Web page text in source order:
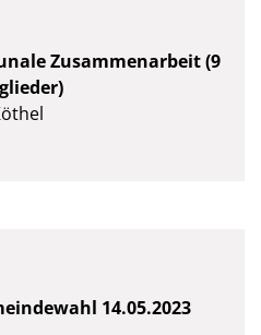
Zusammenarbeit (9
14.05.2023